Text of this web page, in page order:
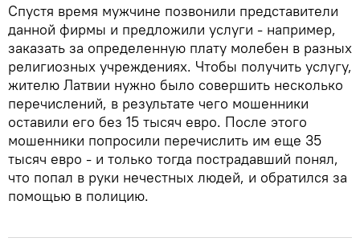
Спустя время мужчине позвонили представители
данной фирмы и предложили услуги - например,
заказать за определенную плату молебен в разных
религиозных учреждениях. Чтобы получить услугу,
жителю Латвии нужно было совершить несколько
перечислений, в результате чего мошенники
оставили его без 15 тысяч евро. После этого
мошенники попросили перечислить им еще 35
тысяч евро - и только тогда пострадавший понял,
что попал в руки нечестных людей, и обратился за
помощью в полицию.